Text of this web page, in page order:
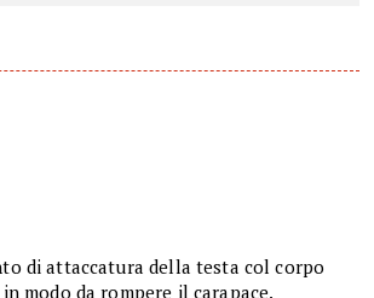
di attaccatura della testa col corpo
modo da rompere il carapace.